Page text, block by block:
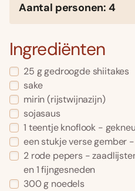
Aantal personen: 4
Ingrediënten
25 g gedroogde shiitakes
sake
mirin (rijstwijnazijn)
sojasaus
1 teentje knoflook -
een stukje verse gember
2 rode pepers -
en 1 fijngesneden
300 g noedels